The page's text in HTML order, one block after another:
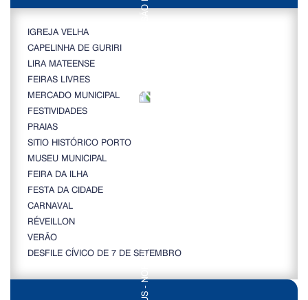
IGREJA VELHA
CAPELINHA DE GURIRI
LIRA MATEENSE
FEIRAS LIVRES
MERCADO MUNICIPAL
FESTIVIDADES
PRAIAS
SITIO HISTÓRICO PORTO
MUSEU MUNICIPAL
FEIRA DA ILHA
FESTA DA CIDADE
CARNAVAL
RÉVEILLON
VERÃO
DESFILE CÍVICO DE 7 DE SETEMBRO